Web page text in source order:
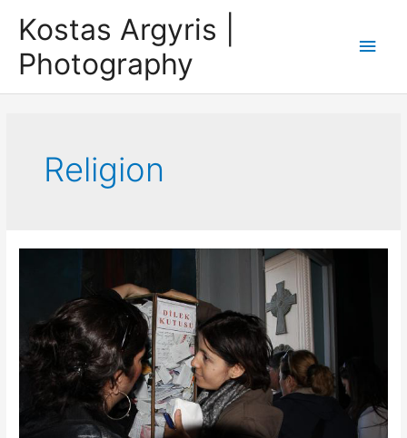
content
Kostas Argyris |
Photography
Main
Religion